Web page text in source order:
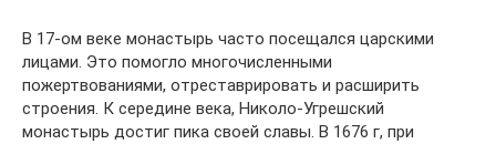
В 17-ом веке монастырь часто посещался царскими
лицами. Это помогло многочисленными
пожертвованиями, отреставрировать и расширить
строения. К середине века, Николо-Угрешский
монастырь достиг пика своей славы. В 1676 г, при